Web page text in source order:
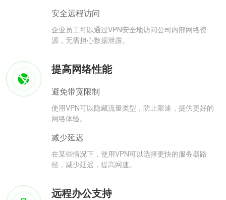
安全远程访问
企业员工可以通过VPN安全地访问公司内部网络资
源，无需担心数据泄露。
提高网络性能
避免带宽限制
使用VPN可以隐藏流量类型，防止限速，提供更好的
网络体验。
减少延迟
在某些情况下，使用VPN可以选择更快的服务器路
径，减少延迟，提高网速。
远程办公支持